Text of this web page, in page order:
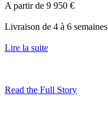
A partir de 9 950 €
Livraison de 4 à 6 semaines
Lire la suite
Read the Full Story